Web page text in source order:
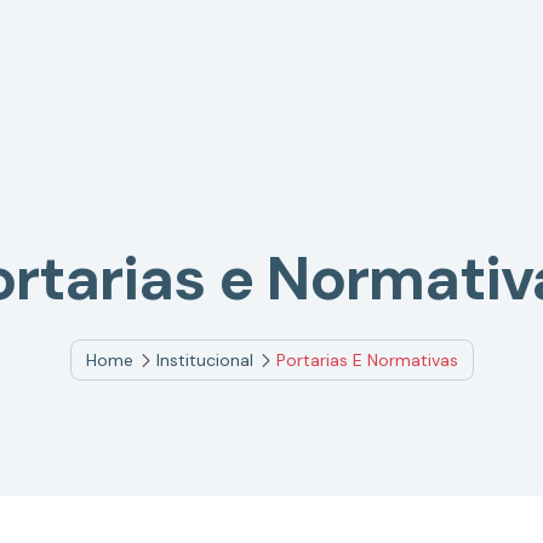
e
Home Institucional Portarias E Normativas